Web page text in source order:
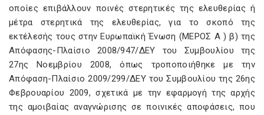
οποίες επιβάλλουν ποινές στερητικές της ελευθερίας ή
μέτρα στερητικά της ελευθερίας, για το σκοπό της
εκτέλεσής τους στην Ευρωπαϊκή Ένωση (ΜΕΡΟΣ Α ) β) της
Απόφασης-Πλαίσιο 2008/947/ΔΕΥ του Συμβουλίου της
27ης Νοεμβρίου 2008, όπως τροποποιήθηκε με την
Απόφαση-Πλαίσιο 2009/299/ΔΕΥ του Συμβουλίου της 26ης
Φεβρουαρίου 2009, σχετικά με την εφαρμογή της αρχής
της αμοιβαίας αναγνώρισης σε ποινικές αποφάσεις, που